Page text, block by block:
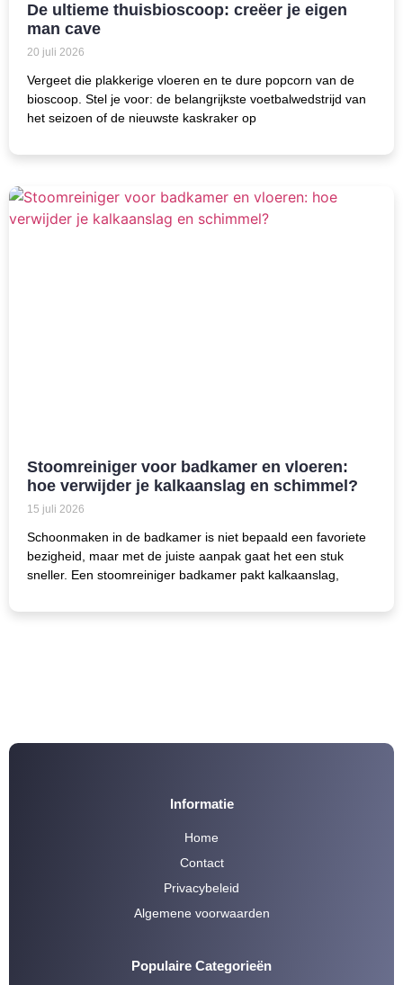
De ultieme thuisbioscoop: creëer je eigen
man cave
20 juli 2026
Vergeet die plakkerige vloeren en te dure popcorn van de
bioscoop. Stel je voor: de belangrijkste voetbalwedstrijd van
het seizoen of de nieuwste kaskraker op
Stoomreiniger voor badkamer en vloeren:
hoe verwijder je kalkaanslag en schimmel?
15 juli 2026
Schoonmaken in de badkamer is niet bepaald een favoriete
bezigheid, maar met de juiste aanpak gaat het een stuk
sneller. Een stoomreiniger badkamer pakt kalkaanslag,
Informatie
Home
Contact
Privacybeleid
Algemene voorwaarden
Populaire Categorieën